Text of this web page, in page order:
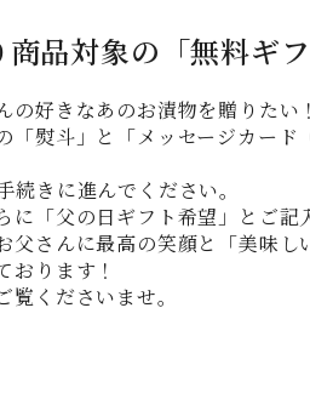
品対象の「無料ギフ
の好きなあのお漬物を贈りた
熨斗」と「メッセージカード
きに進んでください。
「父の日ギフト希望」とご記
さんに最高の笑顔と「美味し
ります！
くださいませ。